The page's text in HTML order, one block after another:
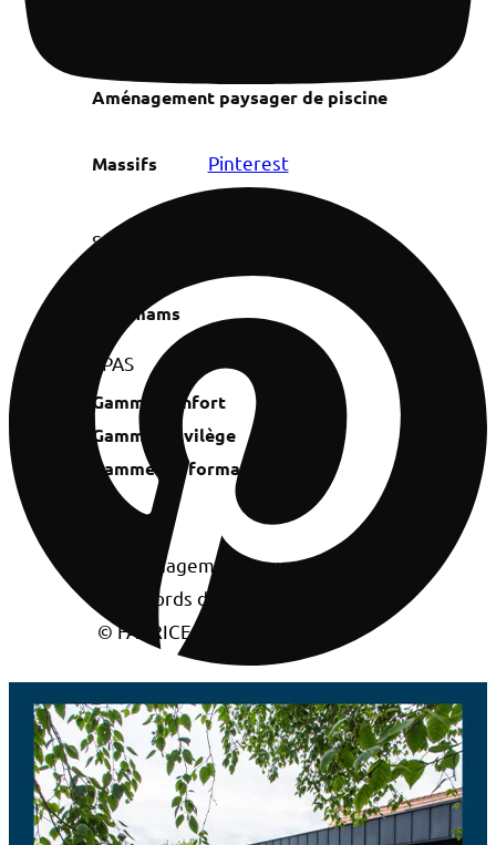
Aménagement paysager de piscine
Massifs
Saunas / Hammams
Hammams
SPAS
Gamme Confort
Gamme Privilège
Gamme Performance
© FABRICE FERRER –
Réalisation HÉNOCQUE
PISCINES
Entretien
Entretenir votre piscine
Analyse de l’eau
Pinterest